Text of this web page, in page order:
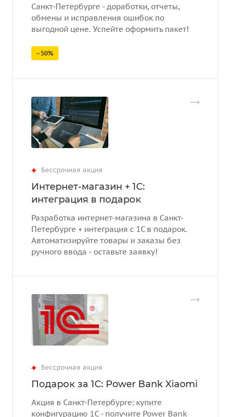
Санкт-Петербурге - доработки, отчеты,
обмены и исправления ошибок по
выгодной цене. Успейте оформить пакет!
–50%
Бессрочная акция
Интернет-магазин + 1С:
интеграция в подарок
Разработка интернет-магазина в Санкт-
Петербурге + интеграция с 1С в подарок.
Автоматизируйте товары и заказы без
ручного ввода - оставьте заявку!
Бессрочная акция
Подарок за 1С: Power Bank Xiaomi
Акция в Санкт-Петербурге: купите
конфигурацию 1С - получите Power Bank